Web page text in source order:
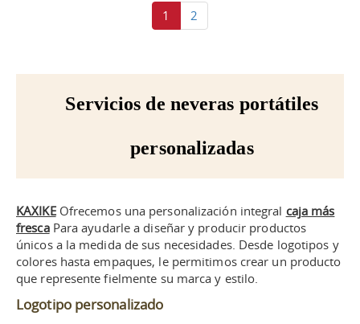
1 2
Servicios de neveras portátiles
personalizadas
KAXIKEOfrecemos una personalización integral caja más
frescaPara ayudarle a diseñar y producir productos
únicos a la medida de sus necesidades. Desde logotipos y
colores hasta empaques, le permitimos crear un producto
que represente fielmente su marca y estilo.
Logotipo personalizado